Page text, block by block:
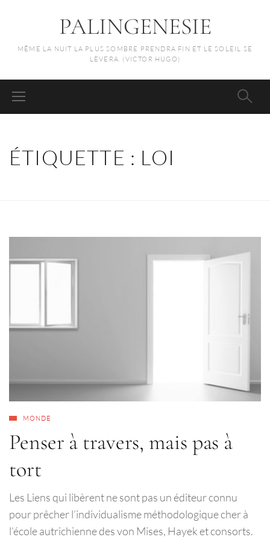
PALINGENESIE
MÊME LA NUIT LA PLUS SOMBRE PRENDRA FIN ET LE SOLEIL SE
LÈVERA. (VICTOR HUGO)
ÉTIQUETTE : LOI
MONDE
Penser à travers, mais pas à
tort
Les Liens qui libèrent ne sont pas un éditeur connu
pour prêcher l’individualisme méthodologique cher à
l’école autrichienne des von Mises, Hayek et consorts.